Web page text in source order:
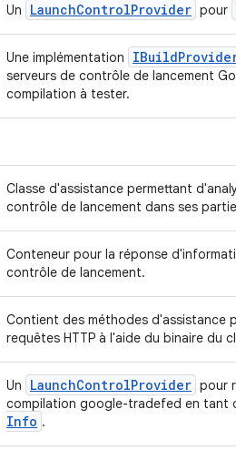
Un LaunchControlProvider pour
Une implémentation IBuild
serveurs de contrôle de lancement
compilation à tester.
Classe d'assistance permettant
contrôle de lancement dans ses
Conteneur pour la réponse
contrôle de lancement.
Contient des méthodes d'assistance
requêtes HTTP à l'aide du binaire du
Un LaunchControlProvider pour
compilation google-tradefed en tant
Info .